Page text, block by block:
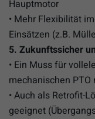
Hauptmotor
• Mehr Flexibilität
Einsätzen (z.B.
5. Zukunftssicher
• Ein Muss für
mechanischen PTO
• Auch als Retrofit-
geeignet